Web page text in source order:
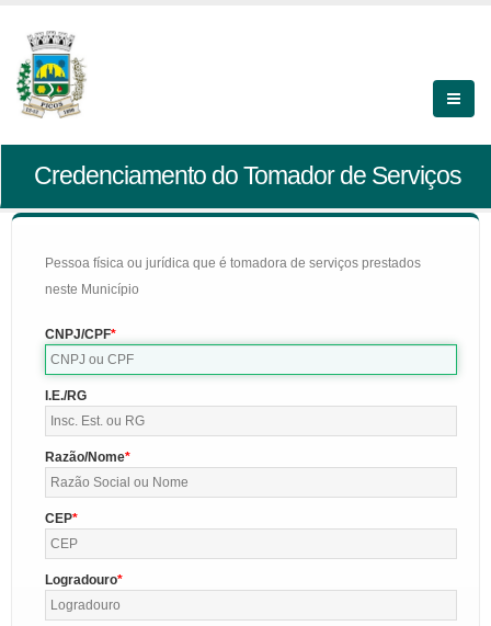
Credenciamento do Tomador de Serviços
Pessoa física ou jurídica que é tomadora de serviços prestados
neste Município
CNPJ/CPF
I.E./RG
Razão/Nome
CEP
Logradouro